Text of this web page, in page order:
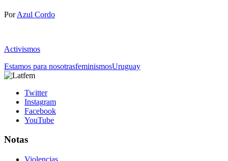
PorAzul Cordo
Activismos
Estamos para nosotrasfeminismosUruguay
Twitter
Instagram
Facebook
YouTube
Notas